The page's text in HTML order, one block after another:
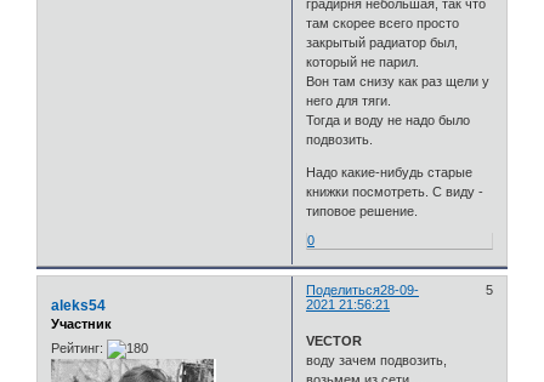
градирня небольшая, так что
там скорее всего просто
закрытый радиатор был,
который не парил.
Вон там снизу как раз щели у
него для тяги.
Тогда и воду не надо было
подвозить.
Надо какие-нибудь старые
книжки посмотреть. С виду -
типовое решение.
0
Поделиться 5
28-09-
2021 21:56:21
aleks54
Участник
Рейтинг:
VECTOR
воду зачем подвозить,